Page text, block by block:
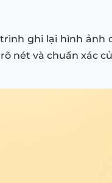
ghi lại hình
nét và chuẩn xác